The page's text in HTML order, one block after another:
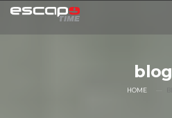
blog
HOME